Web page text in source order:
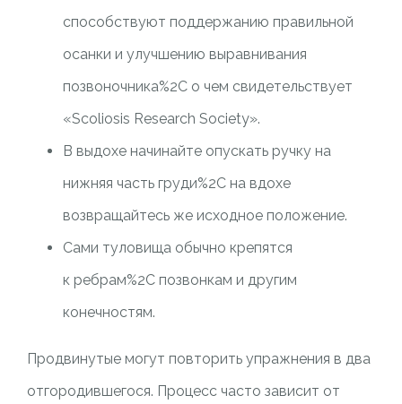
способствуют поддержанию правильной
осанки и улучшению выравнивания
позвоночника%2C о чем свидетельствует
«Scoliosis Research Society».
В выдохе начинайте опускать ручку на
нижняя часть груди%2C на вдохе
возвращайтесь же исходное положение.
Сами туловища обычно крепятся
к ребрам%2C позвонкам и другим
конечностям.
Продвинутые могут повторить упражнения в два
отгородившегося. Процесс часто зависит от